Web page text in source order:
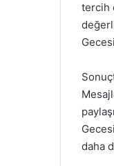
tercih
daha